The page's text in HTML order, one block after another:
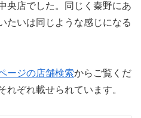
央店でした。同じく秦野にあ
たいは同じような感じになる
ージの店舗検索からご覧くだ
れぞれ載せられています。